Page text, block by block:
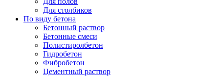
Для столбиков
По виду бетона
Бетонный раствор
Бетонные смеси
Полистиролбетон
Гидробетон
Фибробетон
Цементный раствор